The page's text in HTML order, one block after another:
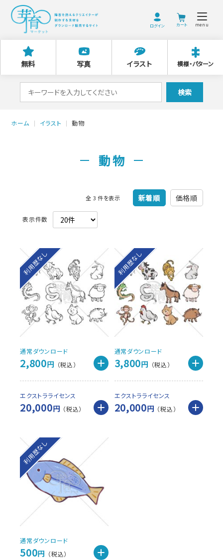
ログイン menu
無料 写真 イラスト 模様・パターン
索
検索
ホーム イラスト 動物
動物
新着順 価格順
全 3 件を表示
利用歴なし
通常ダウンロード
2,800円
エクストラライセンス
20,000円
利用歴なし
通常ダウンロード
3,800円
エクストラライセンス
20,000円
利用歴なし
通常ダウンロード
500円